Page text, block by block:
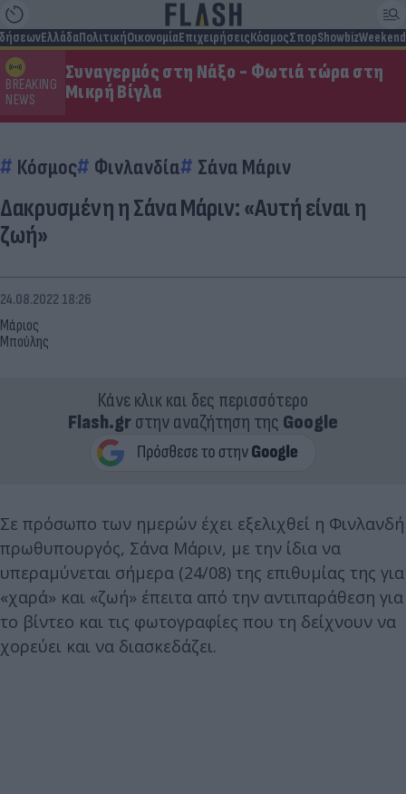
ΕλλάδαΠολιτικήΟικονομίαΕπιχειρήσειςΚόσμοςΣπορShowbizWeekend
BREAKING
NEWS
Συναγερμός στη Νάξο - Φωτιά τώρα στη
Μικρή Βίγλα
Κόσμος Φινλανδία Σάνα Μάριν
Δακρυσμένη η Σάνα Μάριν: «Αυτή είναι η
ζωή»
Μάριος
Μπούλης
24.08.2022 18:26
Κάνε κλικ και δες περισσότερο
Flash.grστην αναζήτηση της Google
Σε πρόσωπο των ημερών έχει εξελιχθεί η Φινλανδή
πρωθυπουργός, Σάνα Μάριν, με την ίδια να
υπεραμύνεται σήμερα (24/08) της επιθυμίας της για
«χαρά» και «ζωή» έπειτα από την αντιπαράθεση για
το βίντεο και τις φωτογραφίες που τη δείχνουν να
χορεύει και να διασκεδάζει.